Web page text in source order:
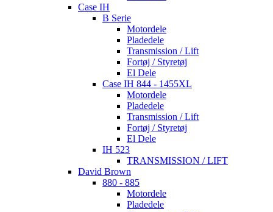
Case IH
B Serie
Motordele
Pladedele
Transmission / Lift
Fortøj / Styretøj
El Dele
Case IH 844 - 1455XL
Motordele
Pladedele
Transmission / Lift
Fortøj / Styretøj
El Dele
IH 523
TRANSMISSION / LIFT
David Brown
880 - 885
Motordele
Pladedele